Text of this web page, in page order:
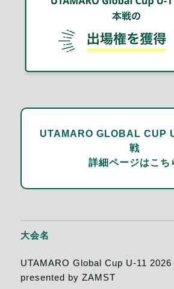
UTAMARO GLOBAL CUP
戦
詳細ページはこち
大会名
UTAMARO Global Cup U-11 2026
presented by ZAMST